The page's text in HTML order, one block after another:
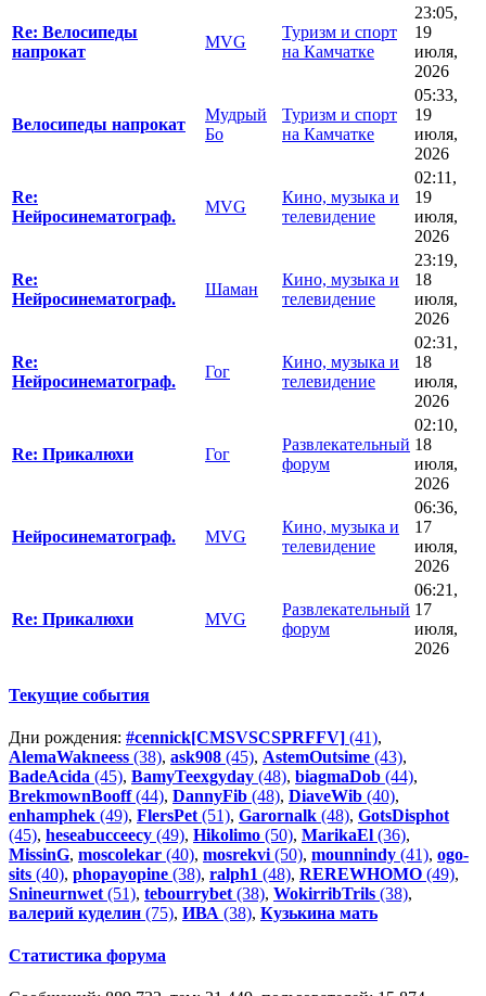
Re: Велосипеды
напрокат
MVG
Туризм и спорт
на Камчатке
23:05,
19
июля,
2026
Велосипеды напрокат
Мудрый
Бo
Туризм и спорт
на Камчатке
05:33,
19
июля,
2026
Re:
Нейросинематограф.
MVG
Кино, музыка и
телевидение
02:11,
19
июля,
2026
Re:
Нейросинематограф.
Шаман
Кино, музыка и
телевидение
23:19,
18
июля,
2026
Re:
Нейросинематограф.
Гог
Кино, музыка и
телевидение
02:31,
18
июля,
2026
Re: Прикалюхи Гог
Развлекательный
форум
02:10,
18
июля,
2026
Нейросинематограф. MVG
Кино, музыка и
телевидение
06:36,
17
июля,
2026
Re: Прикалюхи MVG
Развлекательный
форум
06:21,
17
июля,
2026
Текущие события
Дни рождения: #cennick[CMSVSCSPRFFV] (41),
AlemaWakneess (38), ask908 (45), AstemOutsime (43),
BadeAcida (45), BamyTeexgyday (48), biagmaDob (44),
BrekmownBooff(44), DannyFib (48), DiaveWib (40),
enhamphek (49), FlersPet (51), Garornalk (48), GotsDisphot
(45), heseabucceecy (49), Hikolimo (50), MarikaEl (36),
MissinG, moscolekar (40), mosrekvi (50), mounnindy (41), ogo-
sits (40), phopayopine (38), ralph1 (48), REREWHOMO (49),
Snineurnwet (51), tebourrybet (38), WokirribTrils (38),
валерий куделин (75), ИВА (38), Кузькина мать
Статистика форума